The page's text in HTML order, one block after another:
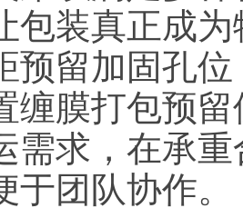
包装真正成
预留加固孔
缠膜打包预
需求，在承
团队协作。